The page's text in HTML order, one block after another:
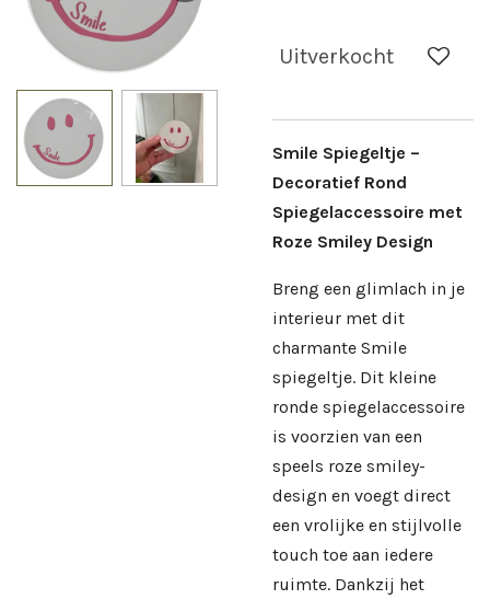
Uitverkocht
Smile Spiegeltje –
Decoratief Rond
Spiegelaccessoire met
Roze Smiley Design
Breng een glimlach in je
interieur met dit
charmante Smile
spiegeltje. Dit kleine
ronde spiegelaccessoire
is voorzien van een
speels roze smiley-
design en voegt direct
een vrolijke en stijlvolle
touch toe aan iedere
ruimte. Dankzij het